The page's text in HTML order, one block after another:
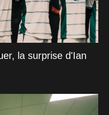
la surprise d'Ian